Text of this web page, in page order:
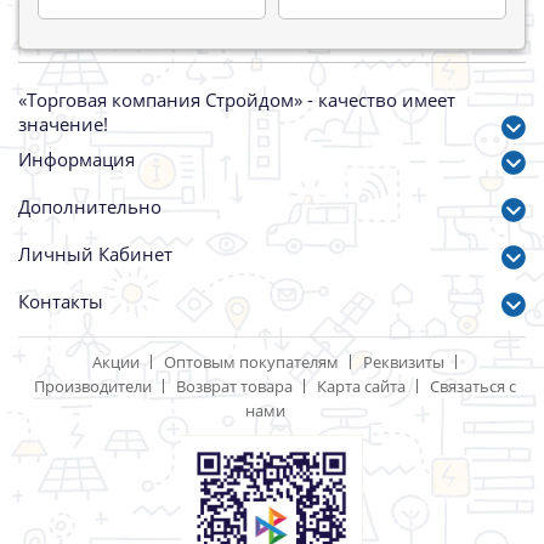
«Торговая компания Стройдом» - качество имеет
значение!
Информация
Дополнительно
Личный Кабинет
Контакты
Акции Оптовым покупателям
Реквизиты
Производители
Возврат товара Карта сайта
Связаться с
нами